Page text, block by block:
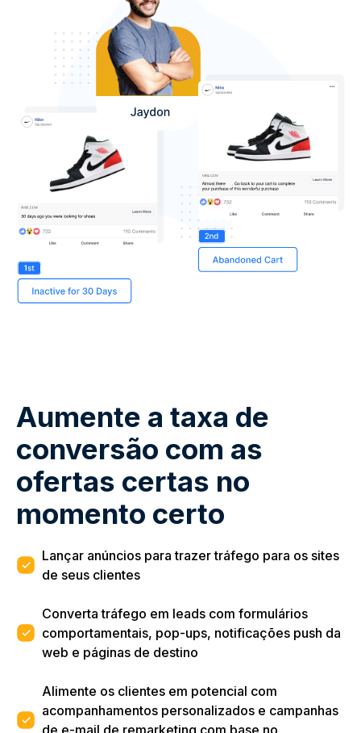
Aumente a taxa de
conversão com as
ofertas certas no
momento certo
Lançar anúncios para trazer tráfego para os sites
de seus clientes
Converta tráfego em leads com formulários
comportamentais, pop-ups, notificações push da
web e páginas de destino
Alimente os clientes em potencial com
acompanhamentos personalizados e campanhas
de e-mail de remarketing com base no